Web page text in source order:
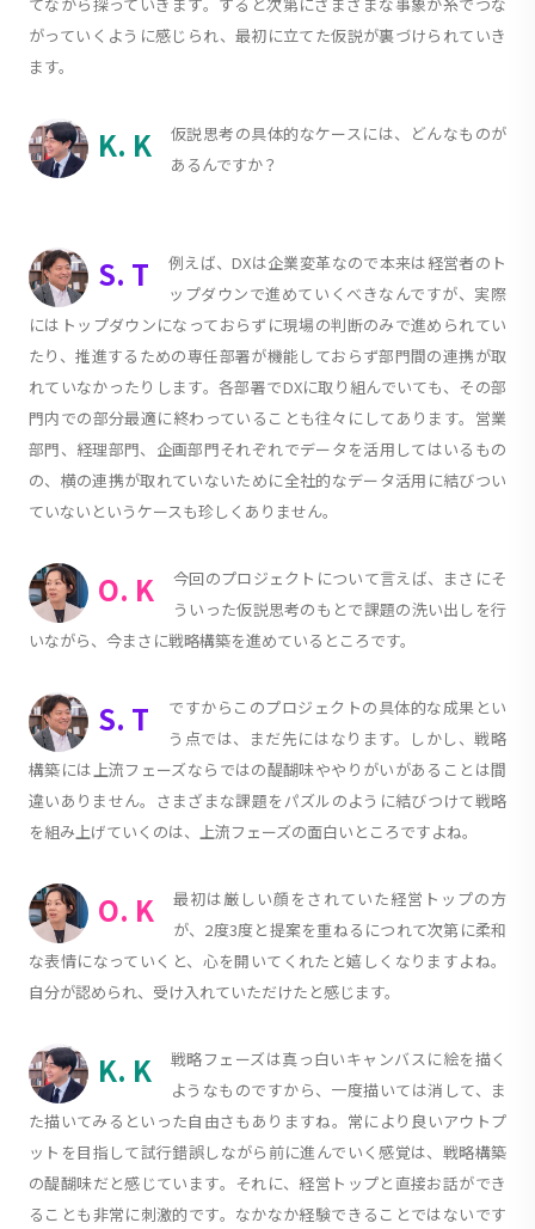
がっていくように感じられ、最初に立てた仮説が裏づけられていき
ます。
K. K
仮説思考の具体的なケースには、どんなものが
あるんですか？
S. T
例えば、DXは企業変革なので本来は経営者のト
ップダウンで進めていくべきなんですが、実際
にはトップダウンになっておらずに現場の判断のみで進められてい
たり、推進するための専任部署が機能しておらず部門間の連携が取
れていなかったりします。各部署でDXに取り組んでいても、その部
門内での部分最適に終わっていることも往々にしてあります。営業
部門、経理部門、企画部門それぞれでデータを活用してはいるもの
の、横の連携が取れていないために全社的なデータ活用に結びつい
ていないというケースも珍しくありません。
O. K
今回のプロジェクトについて言えば、まさにそ
ういった仮説思考のもとで課題の洗い出しを行
いながら、今まさに戦略構築を進めているところです。
S. T
ですからこのプロジェクトの具体的な成果とい
う点では、まだ先にはなります。しかし、戦略
構築には上流フェーズならではの醍醐味ややりがいがあることは間
違いありません。さまざまな課題をパズルのように結びつけて戦略
を組み上げていくのは、上流フェーズの面白いところですよね。
O. K
最初は厳しい顔をされていた経営トップの方
が、2度3度と提案を重ねるにつれて次第に柔和
な表情になっていくと、心を開いてくれたと嬉しくなりますよね。
自分が認められ、受け入れていただけたと感じます。
K. K
戦略フェーズは真っ白いキャンバスに絵を描く
ようなものですから、一度描いては消して、ま
た描いてみるといった自由さもありますね。常により良いアウトプ
ットを目指して試行錯誤しながら前に進んでいく感覚は、戦略構築
の醍醐味だと感じています。それに、経営トップと直接お話ができ
ることも非常に刺激的です。なかなか経験できることではないです